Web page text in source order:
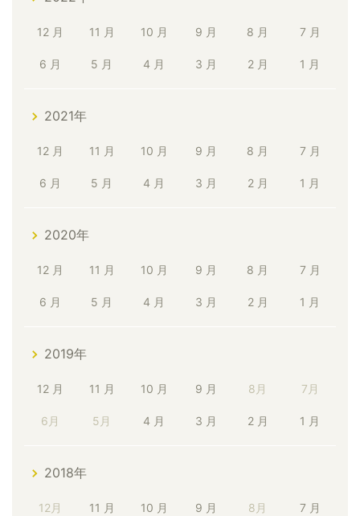
12 月 11 月 10 月 9 月 8 月 7 月
6 月 5 月 4 月 3 月 2 月 1 月
2021年
12 月 11 月 10 月 9 月 8 月 7 月
6 月 5 月 4 月 3 月 2 月 1 月
2020年
12 月 11 月 10 月 9 月 8 月 7 月
6 月 5 月 4 月 3 月 2 月 1 月
2019年
12 月 11 月 10 月 9 月 8月 7月
6月 5月 4 月 3 月 2 月 1 月
2018年
12月 11 月 10 月 9 月 8月 7 月